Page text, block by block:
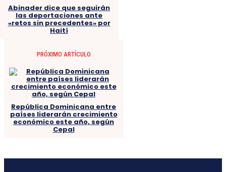
Abinader dice que seguirán
las deportaciones ante
«retos sin precedentes» por
Haití
PRÓXIMO ARTÍCULO
República Dominicana entre
países liderarán crecimiento
económico este año, según
Cepal